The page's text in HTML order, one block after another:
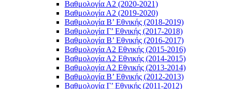
Βαθμολογία Α2 (2020-2021)
Βαθμολογία Α2 (2019-2020)
Βαθμολογία B’ Εθνικής (2018-2019)
Βαθμολογία Γ’ Εθνικής (2017-2018)
Βαθμολογία Β’ Εθνικής (2016-2017)
Βαθμολογία Α2 Εθνικής (2015-2016)
Βαθμολογία Α2 Εθνικής (2014-2015)
Βαθμολογία Α2 Εθνικής (2013-2014)
Βαθμολογία Β’ Εθνικής (2012-2013)
Βαθμολογία Γ’ Εθνικής (2011-2012)